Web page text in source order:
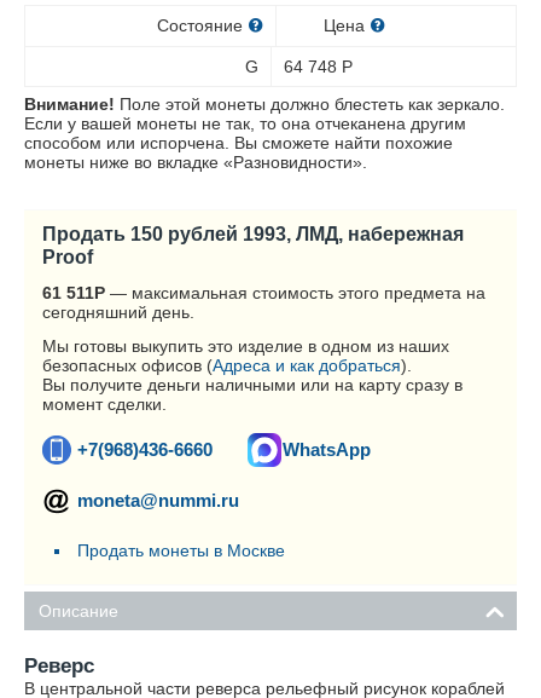
Состояние Цена
G 64 748 Р
Внимание! Поле этой монеты должно блестеть как зеркало.
Если у вашей монеты не так, то она отчеканена другим
способом или испорчена. Вы сможете найти похожие
монеты ниже во вкладке «Разновидности».
Продать 150 рублей 1993, ЛМД, набережная
Proof
61 511Р — максимальная стоимость этого предмета на
сегодняшний день.
Мы готовы выкупить это изделие в одном из наших
безопасных офисов (Адреса и как добраться).
Вы получите деньги наличными или на карту сразу в
момент сделки.
+7(968)436-6660 WhatsApp
moneta@nummi.ru
Продать монеты в Москве
Описание
Реверс
В центральной части реверса рельефный рисунок кораблей